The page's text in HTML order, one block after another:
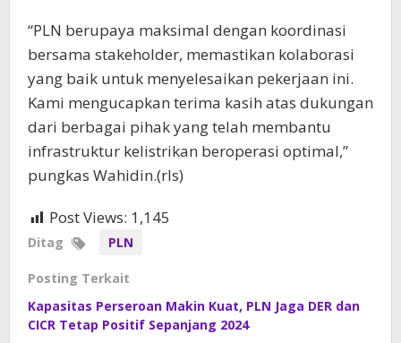
“PLN berupaya maksimal dengan koordinasi
bersama stakeholder, memastikan kolaborasi
yang baik untuk menyelesaikan pekerjaan ini.
Kami mengucapkan terima kasih atas dukungan
dari berbagai pihak yang telah membantu
infrastruktur kelistrikan beroperasi optimal,”
pungkas Wahidin.(rls)
Post Views: 1,145
Ditag PLN
Posting Terkait
Kapasitas Perseroan Makin Kuat, PLN Jaga DER dan
CICR Tetap Positif Sepanjang 2024